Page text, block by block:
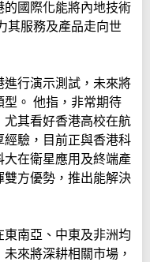
國際化能將內地技術
其服務及產品走向世
行演示測試，未來將
。 他指，非常期待
其看好香港高校在航
經驗，目前正與香港科
在衛星應用及終端產
雙方優勢，推出能解決
南亞、中東及非洲均
來將深耕相關市場，